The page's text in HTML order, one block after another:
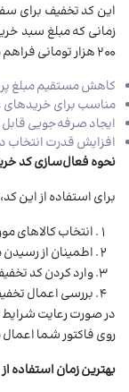
این کد تخفیف برای
زمانی که مبلغ سبد
۲۰۰ هزار تومانی فراهم می‌شود.
کاهش مستقیم مبلغ
مناسب برای خریدهای
ایجاد صرفه‌جویی
افزایش قدرت انتخاب
نحوه فعال‌سازی کد خرید ۲۰۰ هزار
برای استفاده از این
انتخاب کالاهای
اطمینان از
وارد کردن کد
بررسی اعمال
در صورت رعایت
روی فاکتور شما
بهترین زمان استفاده